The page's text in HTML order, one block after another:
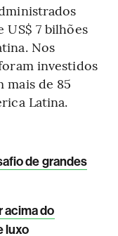
US$ 7 bilhões
Nos
investidos
mais de 85
Latina.
de grandes
acima do
luxo